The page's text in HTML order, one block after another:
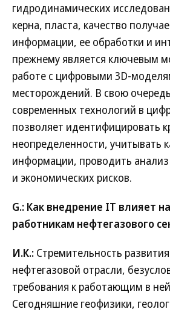
гидродинамических
керна, пласта, качество
информации, ее обработки и
прежнему является ключевым
работе с цифровыми 3D-
месторождений. В свою
современных технологий в
позволяет идентифицировать
неопределенности, учитывать
информации, проводить анализ
и экономических рисков.
G.: Как внедрение IT влияет
работникам нефтегазового
И.К.: Стремительность
нефтегазовой отрасли,
требования к работающим в
Сегодняшние геофизики,